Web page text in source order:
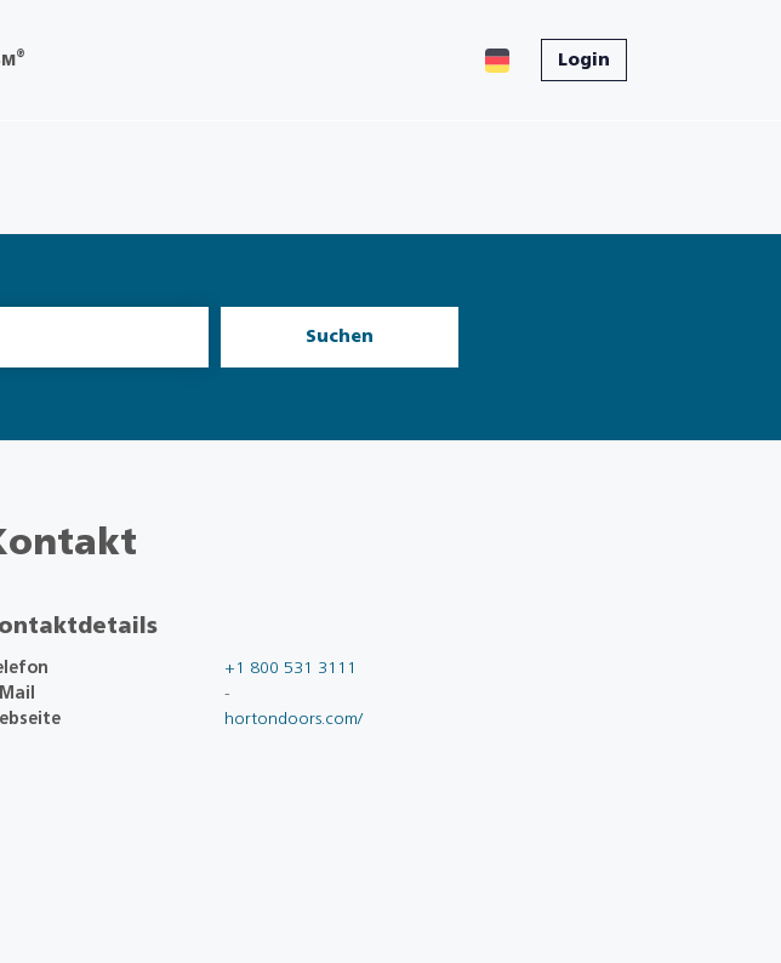
® Login
Suchen
+1 800 531 3111
-
hortondoors.com/